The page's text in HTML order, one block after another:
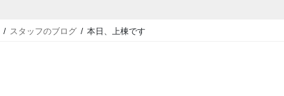
スタッフのブログ 本日、上棟です